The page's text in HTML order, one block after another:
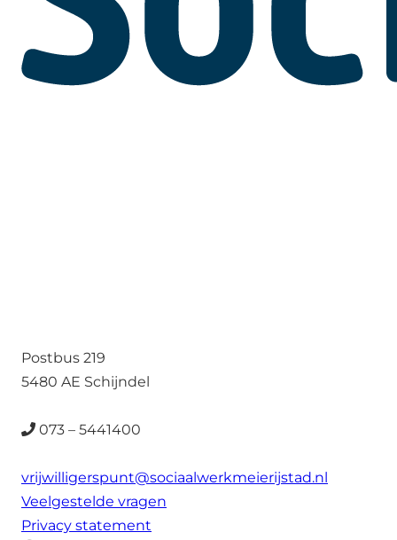
Postbus 219
5480 AE Schijndel
073 – 5441400
vrijwilligerspunt@sociaalwerkmeierijstad.nl
Veelgestelde vragen
Privacy statement